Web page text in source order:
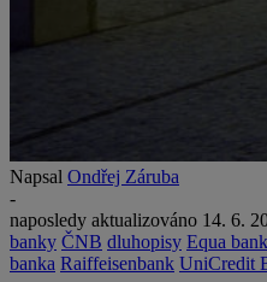
Napsal Ondřej Záruba
-
naposledy aktualizováno 14. 6.
banky ČNB dluhopisy Equa bank
banka Raiffeisenbank UniCredit